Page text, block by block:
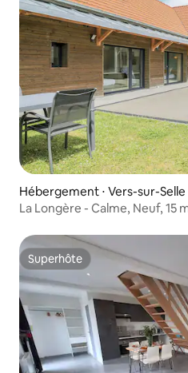
Hébergement ⋅ Vers-sur-Selle
La Longère - Calme, Neuf, 15
Superhôte
Superhôte